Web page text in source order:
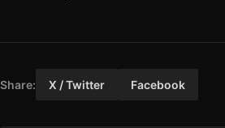
Share: X / Twitter Facebook